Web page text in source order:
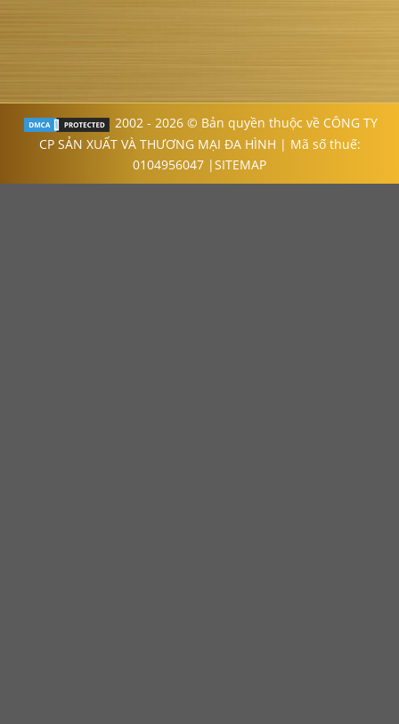
2002 - 2026 © Bản quyền thuộc về CÔNG TY
CP SẢN XUẤT VÀ THƯƠNG MẠI ĐA HÌNH | Mã số thuế:
0104956047 |SITEMAP